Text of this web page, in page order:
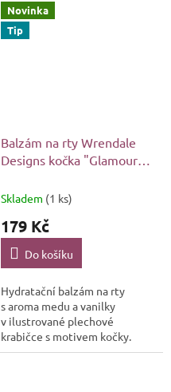
Novinka
Tip
Balzám na rty Wrendale
Designs kočka "Glamour
Skladem (1 ks)
179 Kč
Do košíku
Hydratační balzám na rty
s aroma medu a vanilky
v ilustrované plechové
krabičce s motivem kočky.